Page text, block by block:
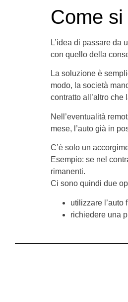
Come
L’idea di passare da
con quello della
La soluzione è
modo, la società
contratto all’altro
Nell’eventualità
mese, l’auto già in
C’è solo un
Esempio: se nel
rimanenti.
Ci sono quindi due
utilizzare l’auto
richiedere una